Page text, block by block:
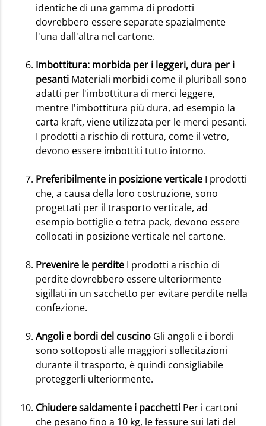
identiche di una gamma di prodotti
dovrebbero essere separate spazialmente
l'una dall'altra nel cartone.
Imbottitura: morbida per i leggeri, dura per i
pesanti Materiali morbidi come il pluriball sono
adatti per l'imbottitura di merci leggere,
mentre l'imbottitura più dura, ad esempio la
carta kraft, viene utilizzata per le merci pesanti.
I prodotti a rischio di rottura, come il vetro,
devono essere imbottiti tutto intorno.
Preferibilmente in posizione verticale I prodotti
che, a causa della loro costruzione, sono
progettati per il trasporto verticale, ad
esempio bottiglie o tetra pack, devono essere
collocati in posizione verticale nel cartone.
Prevenire le perdite I prodotti a rischio di
perdite dovrebbero essere ulteriormente
sigillati in un sacchetto per evitare perdite nella
confezione.
Angoli e bordi del cuscino Gli angoli e i bordi
sono sottoposti alle maggiori sollecitazioni
durante il trasporto, è quindi consigliabile
proteggerli ulteriormente.
Chiudere saldamente i pacchetti Per i cartoni
che pesano fino a 10 kg, le fessure sui lati del